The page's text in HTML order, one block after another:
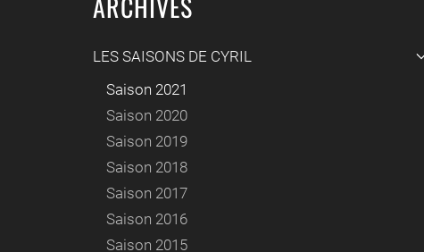
LES SAISONS DE CYRIL
Saison 2021
Saison 2020
Saison 2019
Saison 2018
Saison 2017
Saison 2016
Saison 2015